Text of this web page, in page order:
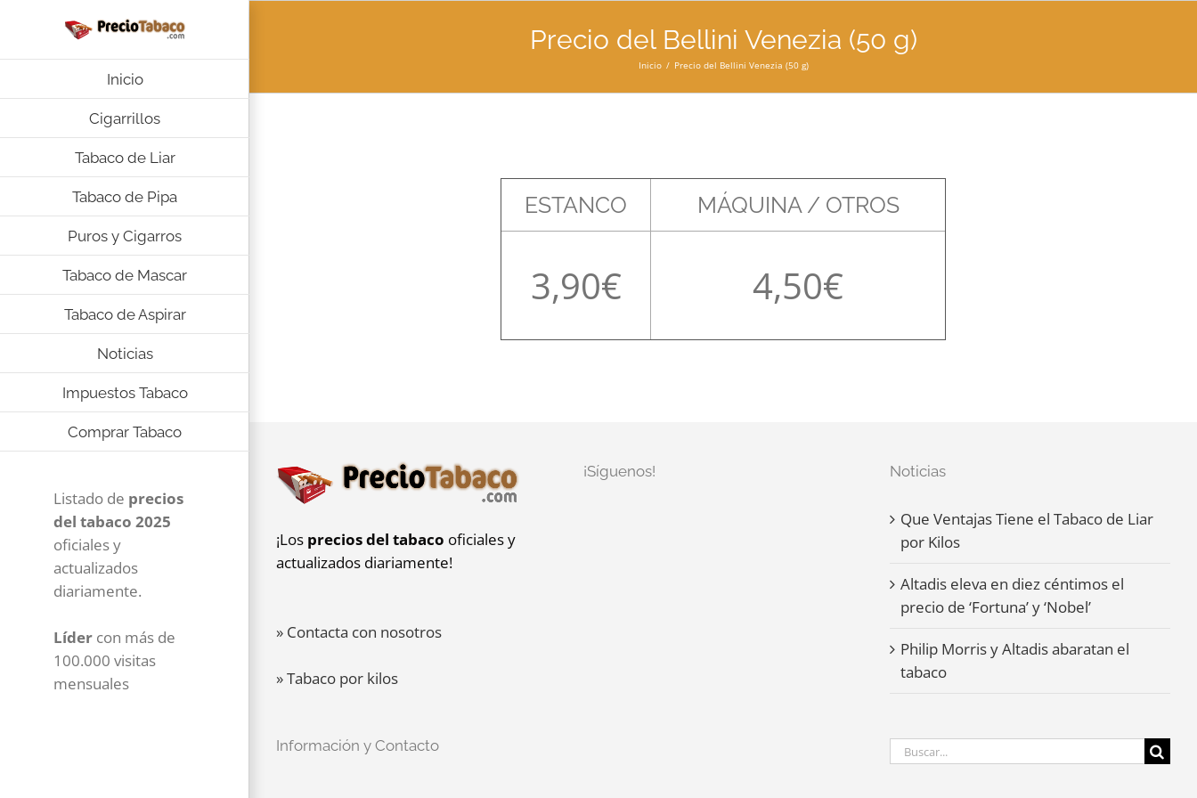
contenido
Inicio
Cigarrillos
Tabaco de Liar
Tabaco de Pipa
Puros y Cigarros
Tabaco de Mascar
Tabaco de Aspirar
Noticias
Impuestos Tabaco
Comprar Tabaco
Listado de precios
del tabaco 2025
oficiales y
actualizados
diariamente.
Líder con más de
100.000 visitas
mensuales
Precio del Bellini Venezia (50 g)
Inicio Precio del Bellini Venezia (50 g)
ESTANCO MÁQUINA / OTROS
3,90 4,50
¡Los precios del tabaco oficiales y
actualizados diariamente!
» Contacta con nosotros
» Tabaco por kilos
Información y Contacto
¡Síguenos! Noticias
Que Ventajas Tiene el Tabaco de Liar
por Kilos
Altadis eleva en diez céntimos el
precio de ‘Fortuna’ y ‘Nobel’
Philip Morris y Altadis abaratan el
tabaco
Buscar: